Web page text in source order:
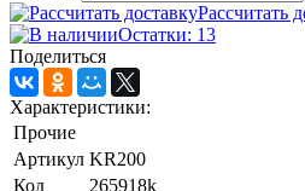
Рассчитать
Остатки: 13
Поделиться
Характеристики:
Прочие
Артикул KR200
Код
265918k